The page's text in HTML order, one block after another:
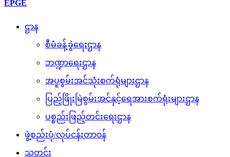
EPGE
ဌာန
စီမံခန့်ခွဲရေးဌာန
ဘဏ္ဍာရေးဌာန
အပူစွမ်းအင်သုံးစက်ရုံများဌာန
ပြည့်ဖြိုးမြဲစွမ်းအင်နှင့်ရေအားစက်ရုံးများဌာန
ပစ္စည်းဖြည့်တင်းရေးဌာန
ဖွဲ့စည်းပုံ/လုပ်ငန်းတာ၀န်
သတင်း